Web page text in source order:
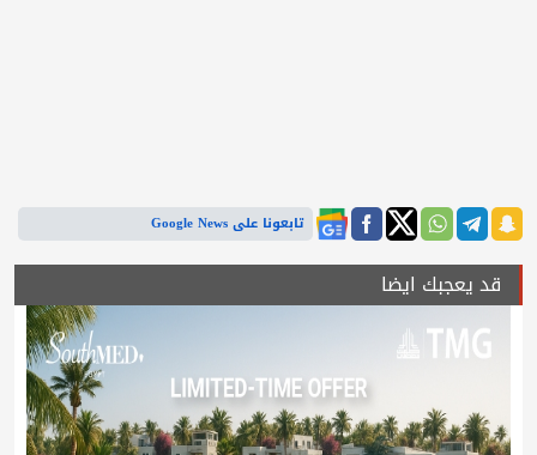
تابعونا على Google News
قد يعجبك ايضا